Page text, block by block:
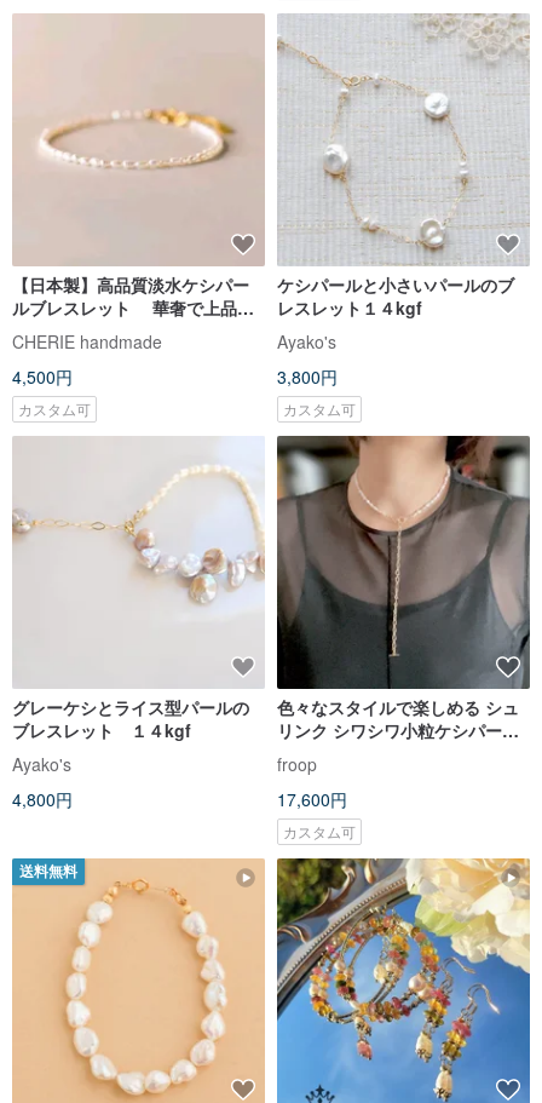
【日本製】高品質淡水ケシパー
ルブレスレット 華奢で上品な
デザイン
CHERIE handmade
4,500円
カスタム可
ケシパールと小さいパールのブ
レスレット１４kgf
Ayako's
3,800円
カスタム可
グレーケシとライス型パールの
ブレスレット １４kgf
Ayako's
4,800円
色々なスタイルで楽しめる シュ
リンク シワシワ小粒ケシパール
チョーカーとブレスレット
froop
17,600円
カスタム可
送料無料